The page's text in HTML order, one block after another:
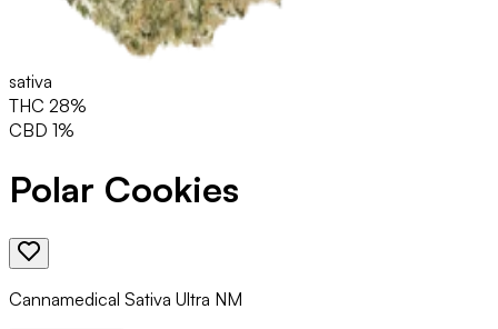
sativa
THC 28%
CBD 1%
Polar Cookies
Cannamedical Sativa Ultra NM